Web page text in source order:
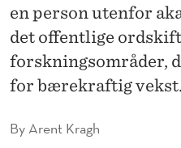
L
D
By Arent Kragh
en person utenfor
det offentlige
forskningsområder,
for bærekraftig vekst.